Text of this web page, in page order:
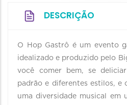
DESCRIÇÃO
O Hop Gastrô é um evento
idealizado e produzido pelo
você comer bem, se
padrão e diferentes estilos, e
uma diversidade musical em